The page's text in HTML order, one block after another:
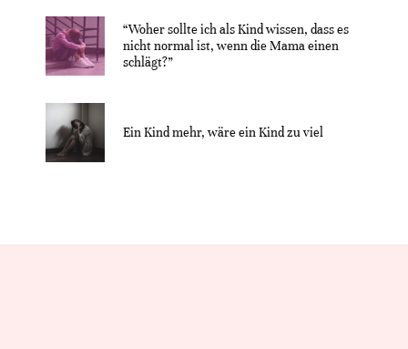
“Woher sollte ich als Kind wissen, dass es
nicht normal ist, wenn die Mama einen
schlägt?”
Ein Kind mehr, wäre ein Kind zu viel